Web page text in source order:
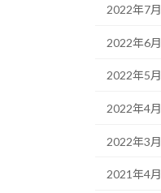
2022年7月
2022年6月
2022年5月
2022年4月
2022年3月
2021年4月